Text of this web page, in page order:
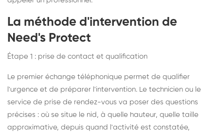
La méthode d'intervention de
Need's Protect
Étape 1 : prise de contact et qualification
Le premier échange téléphonique permet de qualifier
l'urgence et de préparer l'intervention. Le technicien ou le
service de prise de rendez-vous va poser des questions
précises : où se situe le nid, à quelle hauteur, quelle taille
approximative, depuis quand l'activité est constatée,